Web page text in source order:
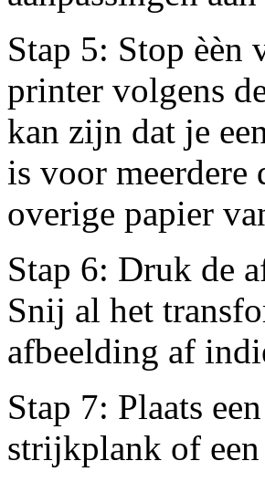
Stap 5: Stop èèn
printer volgens
kan zijn dat je
is voor meerdere
overige papier
Stap 6: Druk de
Snij al het
afbeelding af
Stap 7: Plaats
strijkplank of